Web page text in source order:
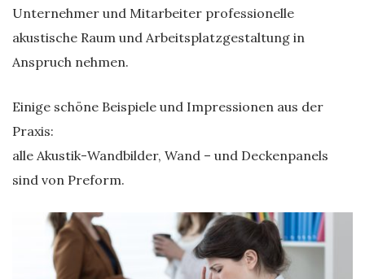
Unternehmer und Mitarbeiter professionelle
akustische Raum und Arbeitsplatzgestaltung in
Anspruch nehmen.
Einige schöne Beispiele und Impressionen aus der
Praxis:
alle Akustik-Wandbilder, Wand – und Deckenpanels
sind von Preform.